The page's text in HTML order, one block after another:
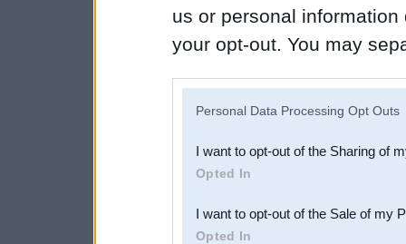
us or personal
your opt-out. You may
Downstream Participants
third parties.
Personal Data Processing Opt Outs
I want to opt-out of the Sharing of
Opted In
I want to opt-out of the Sale of my
Opted In